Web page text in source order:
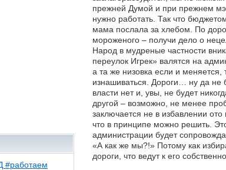
#работаем
прежней Думой и при прежнем
нужно работать. Так что
мама послала за хлебом. По
мороженого – получи дело о
Народ в мудреные частности
переулок Игрек» валятся на
а та же низовка если и
изнашиваться. Дороги… ну да не
власти нет и, увы, не будет
другой – возможно, не менее
заключается не в избавлении
что в принципе можно решить.
администрации будет
«А как же мы?!» Потому как
дороги, что ведут к его